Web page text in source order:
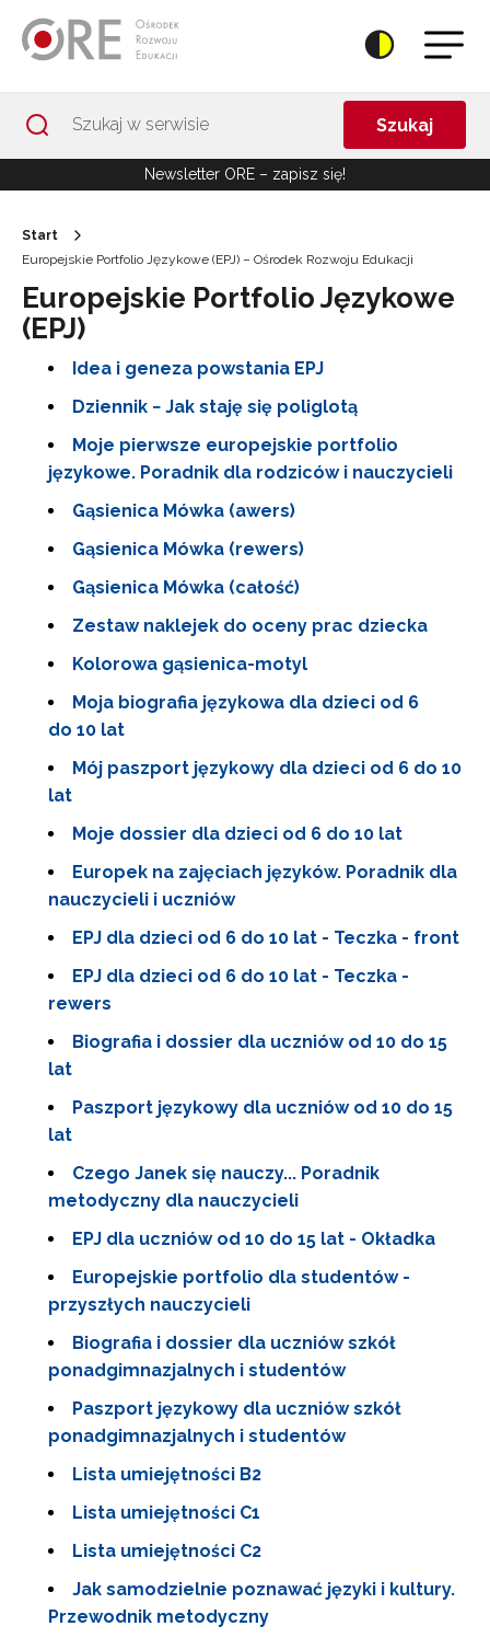
Szukaj
Newsletter ORE – zapisz się!
Start
Europejskie Portfolio Językowe (EPJ) – Ośrodek Rozwoju Edukacji
Europejskie Portfolio Językowe
(EPJ)
Idea i geneza powstania EPJ
Dziennik − Jak staję się poliglotą
Moje pierwsze europejskie portfolio
językowe. Poradnik dla rodziców i nauczycieli
Gąsienica Mówka (awers)
Gąsienica Mówka (rewers)
Gąsienica Mówka (całość)
Zestaw naklejek do oceny prac dziecka
Kolorowa gąsienica-motyl
Moja biografia językowa dla dzieci od 6
do 10 lat
Mój paszport językowy dla dzieci od 6 do 10
lat
Moje dossier dla dzieci od 6 do 10 lat
Europek na zajęciach języków. Poradnik dla
nauczycieli i uczniów
EPJ dla dzieci od 6 do 10 lat - Teczka - front
EPJ dla dzieci od 6 do 10 lat - Teczka -
rewers
Biografia i dossier dla uczniów od 10 do 15
lat
Paszport językowy dla uczniów od 10 do 15
lat
Czego Janek się nauczy... Poradnik
metodyczny dla nauczycieli
EPJ dla uczniów od 10 do 15 lat - Okładka
Europejskie portfolio dla studentów -
przyszłych nauczycieli
Biografia i dossier dla uczniów szkół
ponadgimnazjalnych i studentów
Paszport językowy dla uczniów szkół
ponadgimnazjalnych i studentów
Lista umiejętności B2
Lista umiejętności C1
Lista umiejętności C2
Jak samodzielnie poznawać języki i kultury.
Przewodnik metodyczny